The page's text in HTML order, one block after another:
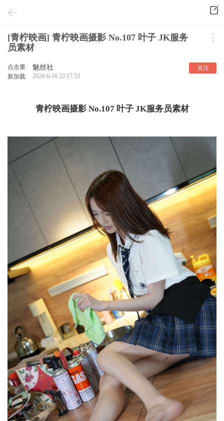
[青柠映画] 青柠映画摄影 No.107 叶子 JK服务
员素材
点击重
新加载
魅丝社
2026-6-16 23:17:53
关注
青柠映画摄影 No.107 叶子 JK服务员素材